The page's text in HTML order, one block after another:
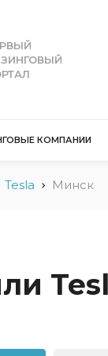
в
Лизинг
Водный
Для
КОМПАНИИ
Tesla Минск